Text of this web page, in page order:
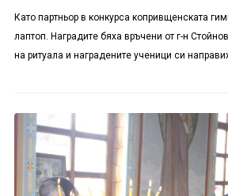
Като партньор в конкурса копривщенската
лаптоп. Наградите бяха връчени от г-н
на ритуала и наградените ученици си